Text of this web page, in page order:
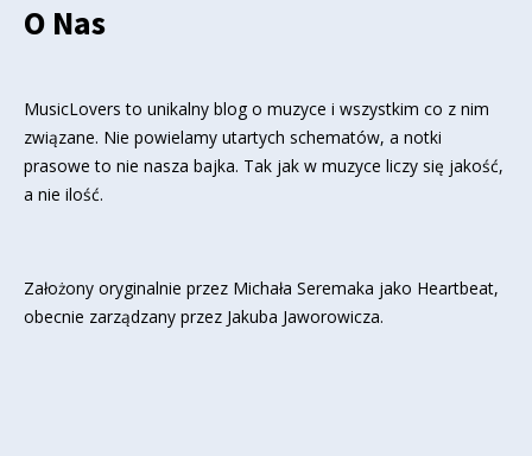
O Nas
MusicLovers to unikalny blog o muzyce i wszystkim co z nim
związane. Nie powielamy utartych schematów, a notki
prasowe to nie nasza bajka. Tak jak w muzyce liczy się jakość,
a nie ilość.
Założony oryginalnie przez Michała Seremaka jako Heartbeat,
obecnie zarządzany przez Jakuba Jaworowicza.